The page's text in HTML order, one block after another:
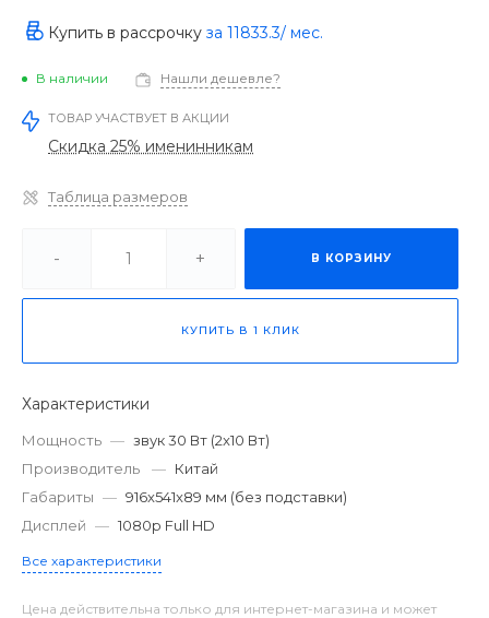
Купить в рассрочку за 11833.3/ мес.
В наличии Нашли дешевле?
ТОВАР УЧАСТВУЕТ В АКЦИИ
Скидка 25% именинникам
Таблица размеров
- + В КОРЗИНУ
КУПИТЬ В 1 КЛИК
Характеристики
Мощность — звук 30 Вт (2x10 Вт)
Производитель
— Китай
Габариты — 916x541x89 мм (без подставки)
Дисплей — 1080p Full HD
Все характеристики
Цена действительна только для интернет-магазина и может